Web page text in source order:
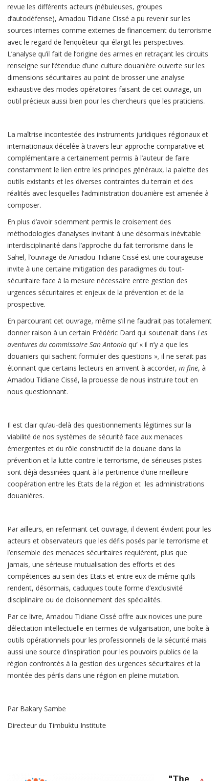
revue les différents acteurs (nébuleuses, groupes
d’autodéfense), Amadou Tidiane Cissé a pu revenir sur les
sources internes comme externes de financement du terrorisme
avec le regard de l’enquêteur qui élargit les perspectives.
L’analyse qu’il fait de l’origine des armes en retraçant les circuits
renseigne sur l’étendue d’une culture douanière ouverte sur les
dimensions sécuritaires au point de brosser une analyse
exhaustive des modes opératoires faisant de cet ouvrage, un
outil précieux aussi bien pour les chercheurs que les praticiens.
La maîtrise incontestée des instruments juridiques régionaux et
internationaux décelée à travers leur approche comparative et
complémentaire a certainement permis à l’auteur de faire
constamment le lien entre les principes généraux, la palette des
outils existants et les diverses contraintes du terrain et des
réalités avec lesquelles l’administration douanière est amenée à
composer.
En plus d’avoir sciemment permis le croisement des
méthodologies d’analyses invitant à une désormais inévitable
interdisciplinarité dans l’approche du fait terrorisme dans le
Sahel, l’ouvrage de Amadou Tidiane Cissé est une courageuse
invite à une certaine mitigation des paradigmes du tout-
sécuritaire face à la mesure nécessaire entre gestion des
urgences sécuritaires et enjeux de la prévention et de la
prospective.
En parcourant cet ouvrage, même s’il ne faudrait pas totalement
donner raison à un certain Frédéric Dard qui soutenait dans Les
aventures du commissaire San Antonio qu’ « il n’y a que les
douaniers qui sachent formuler des questions », il ne serait pas
étonnant que certains lecteurs en arrivent à accorder, in fine, à
Amadou Tidiane Cissé, la prouesse de nous instruire tout en
nous questionnant.
Il est clair qu’au-delà des questionnements légitimes sur la
viabilité de nos systèmes de sécurité face aux menaces
émergentes et du rôle constructif de la douane dans la
prévention et la lutte contre le terrorisme, de sérieuses pistes
sont déjà dessinées quant à la pertinence d’une meilleure
coopération entre les Etats de la région et les administrations
douanières.
Par ailleurs, en refermant cet ouvrage, il devient évident pour les
acteurs et observateurs que les défis posés par le terrorisme et
l’ensemble des menaces sécuritaires requièrent, plus que
jamais, une sérieuse mutualisation des efforts et des
compétences au sein des Etats et entre eux de même qu’ils
rendent, désormais, caduques toute forme d’exclusivité
disciplinaire ou de cloisonnement des spécialités.
Par ce livre, Amadou Tidiane Cissé offre aux novices une pure
délectation intellectuelle en termes de vulgarisation, une boîte à
outils opérationnels pour les professionnels de la sécurité mais
aussi une source d'inspiration pour les pouvoirs publics de la
région confrontés à la gestion des urgences sécuritaires et la
montée des périls dans une région en pleine mutation.
Par Bakary Sambe
Directeur du Timbuktu Institute
"The